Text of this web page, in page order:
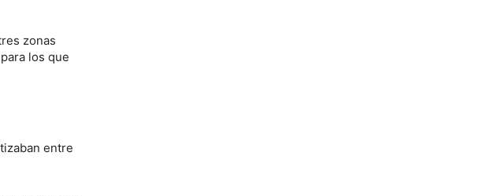
zonas
los que
entre